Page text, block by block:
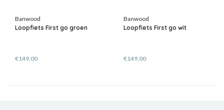
Banwood
Loopfiets First go groen
€149,00
Banwood
Loopfiets First go wit
€149,00